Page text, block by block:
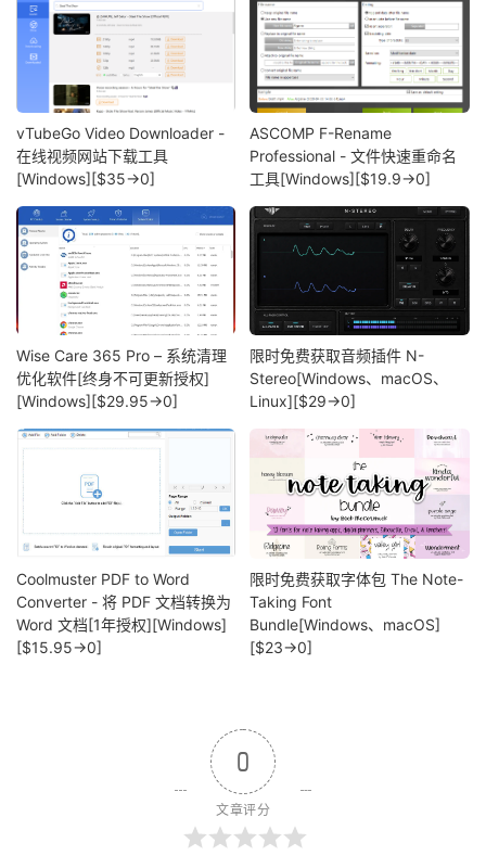
vTubeGo Video Downloader -
在线视频网站下载工具
[Windows][$35→0]
ASCOMP F-Rename
Professional - 文件快速重命名
工具[Windows][$19.9→0]
Wise Care 365 Pro – 系统清理
优化软件[终身不可更新授权]
[Windows][$29.95→0]
限时免费获取音频插件 N-
Stereo[Windows、macOS、
Linux][$29→0]
Coolmuster PDF to Word
Converter - 将 PDF 文档转换为
Word 文档[1年授权][Windows]
[$15.95→0]
限时免费获取字体包 The Note-
Taking Font
Bundle[Windows、macOS]
[$23→0]
0
文章评分